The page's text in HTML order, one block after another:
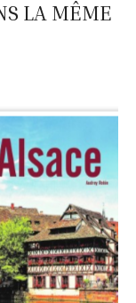
LA MÊME